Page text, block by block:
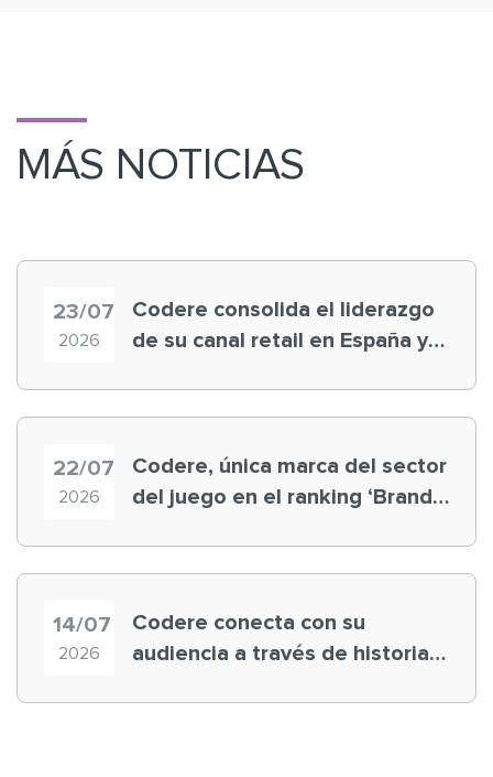
MÁS NOTICIAS
23/07
2026
Codere consolida el liderazgo
de su canal retail en España y
22/07
2026
Codere, única marca del sector
del juego en el ranking ‘Brand
14/07
2026
Codere conecta con su
audiencia a través de historias